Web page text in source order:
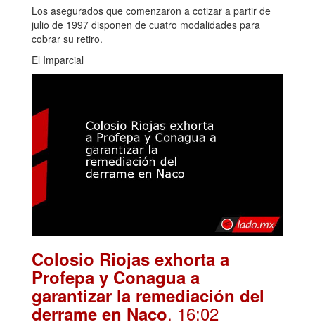
Los asegurados que comenzaron a cotizar a partir de
julio de 1997 disponen de cuatro modalidades para
cobrar su retiro.
El Imparcial
Colosio Riojas exhorta a
Profepa y Conagua a
garantizar la remediación del
derrame en Naco. 16:02